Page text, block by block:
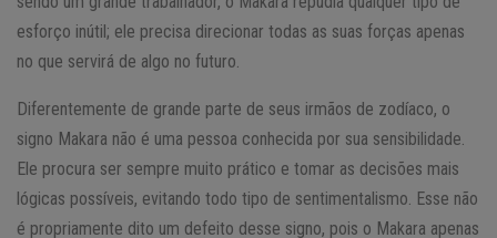
esforço inútil; ele precisa direcionar todas as suas forças apenas
no que servirá de algo no futuro.
Diferentemente de grande parte de seus irmãos de zodíaco, o
signo Makara não é uma pessoa conhecida por sua sensibilidade.
Ele procura ser sempre muito prático e tomar as decisões mais
lógicas possíveis, evitando todo tipo de sentimentalismo. Esse não
é propriamente dito um defeito desse signo, pois o Makara apenas